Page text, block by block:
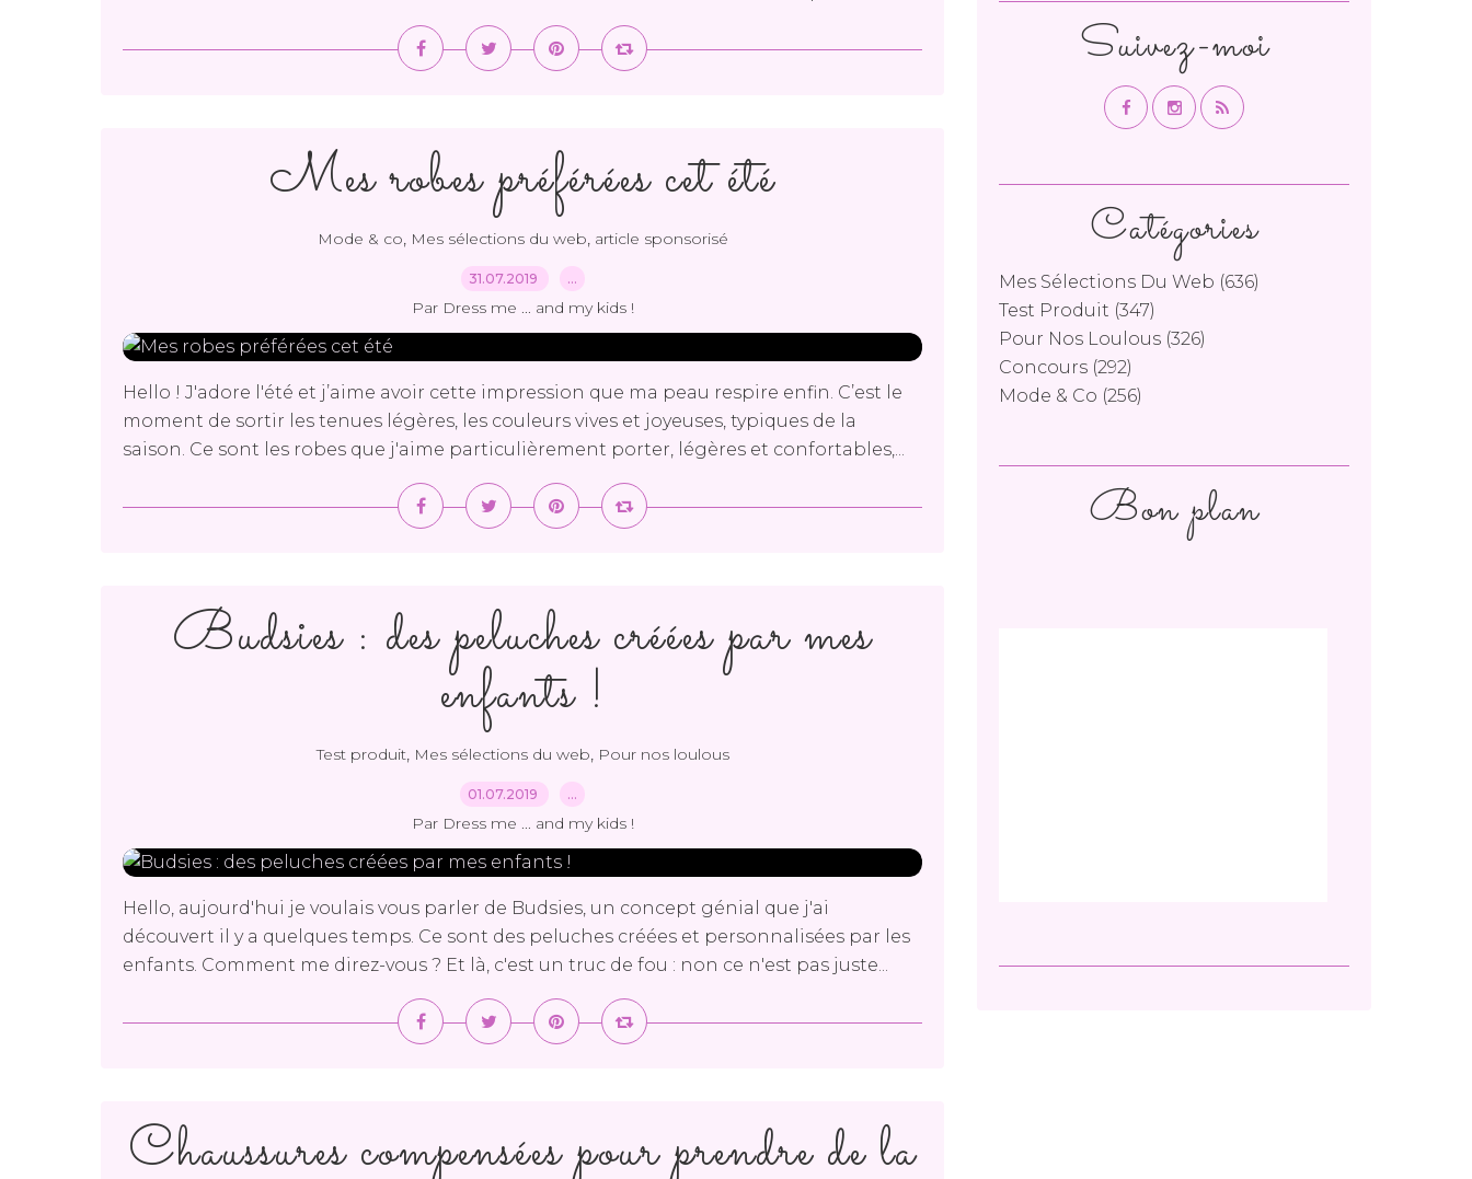
Mes robes préférées cet été
Mode & co, Mes sélections du web, article sponsorisé
31.07.2019 …
Par Dress me ... and my kids !
Hello ! J'adore l'été et j’aime avoir cette impression que ma peau respire enfin. C’est le
moment de sortir les tenues légères, les couleurs vives et joyeuses, typiques de la
saison. Ce sont les robes que j'aime particulièrement porter, légères et confortables,...
Budsies : des peluches créées par mes
enfants !
Test produit, Mes sélections du web, Pour nos loulous
01.07.2019 …
Par Dress me ... and my kids !
Hello, aujourd'hui je voulais vous parler de Budsies, un concept génial que j'ai
découvert il y a quelques temps. Ce sont des peluches créées et personnalisées par les
enfants. Comment me direz-vous ? Et là, c'est un truc de fou : non ce n'est pas juste...
Chaussures compensées pour prendre de la
Catégories
Mes Sélections Du Web (636)
Test Produit (347)
Pour Nos Loulous (326)
Concours (292)
Mode & Co (256)
Suivez-moi
Bon plan